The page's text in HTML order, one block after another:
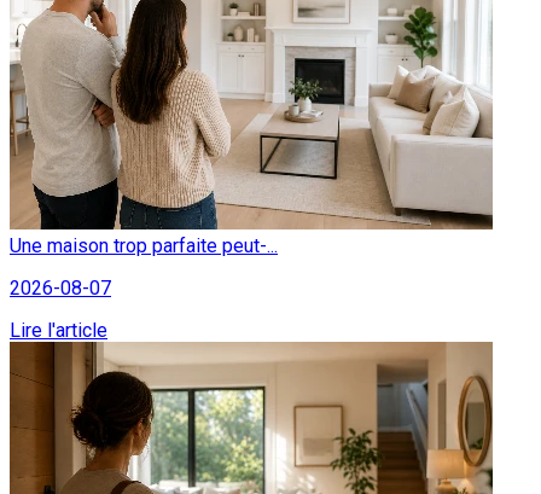
Une maison trop parfaite peut-...
2026-08-07
Lire l'article